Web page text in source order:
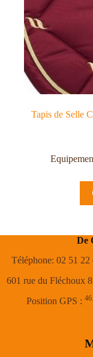
Tapis de Selle
De
Téléphone: 02 51
601 rue du Fléchoux
Position GPS :